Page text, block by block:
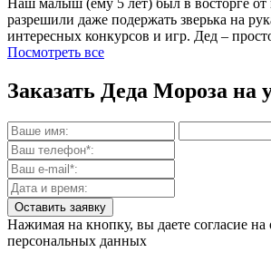
Наш малыш (ему 5 лет) был в восторге от
разрешили даже подержать зверька на
интересных конкурсов и игр. Дед –
Посмотреть все
Заказать Деда Мороза на
Нажимая на кнопку, вы даете согласие на
персональных данных